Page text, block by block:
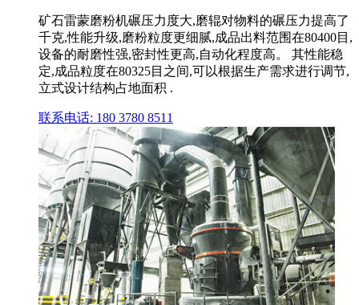
矿石雷蒙磨粉机碾压力度大,磨辊对物料的碾压力提高了
千克,性能升级,磨粉粒度更细腻,成品出料范围在80400目,
设备的耐磨性强,密封性更高,自动化程度高。 其性能稳
定,成品粒度在80325目之间,可以根据生产需求进行调节,
立式设计结构占地面积 .
联系电话: 180 3780 8511